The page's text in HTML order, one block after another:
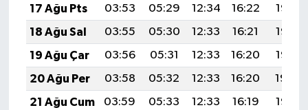
17 Ağu Pts
03:53 05:29 12:34 16:22
19:28
18 Ağu Sal
03:55 05:30 12:33 16:21
19:27
19 Ağu Çar
03:56 05:31 12:33 16:20
19:25
20 Ağu Per
03:58 05:32 12:33 16:20
19:24
21 Ağu Cum
03:59 05:33 12:33 16:19
19:22